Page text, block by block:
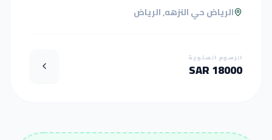
الرياض حي النزهه, الرياض
الرسوم السنوية
18000 SAR